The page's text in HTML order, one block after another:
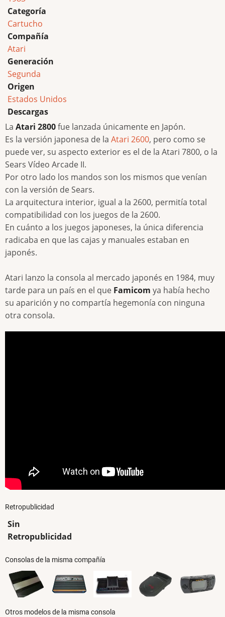
Categoría
Cartucho
Compañía
Atari
Generación
Segunda
Origen
Estados Unidos
Descargas
La Atari 2800fue lanzada únicamente en Japón.
Es la versión japonesa de la Atari 2600, pero como se
puede ver, su aspecto exterior es el de la Atari 7800, o la
Sears Vídeo Arcade II.
Por otro lado los mandos son los mismos que venían
con la versión de Sears.
La arquitectura interior, igual a la 2600, permitía total
compatibilidad con los juegos de la 2600.
En cuánto a los juegos japoneses, la única diferencia
radicaba en que las cajas y manuales estaban en
japonés.
Atari lanzo la consola al mercado japonés en 1984, muy
tarde para un país en el que Famicom ya había hecho
su aparición y no compartía hegemonía con ninguna
otra consola.
Retropublicidad
Sin
Retropublicidad
Consolas de la misma compañía
Otros modelos de la misma consola